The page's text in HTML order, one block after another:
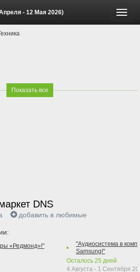
- 12 Мая 2026)
Показать все
DNS
добавить в любимые
«Редмонд»!"
"Аудиосистема в
Samsung!"
Осталось 25 дней
4 Августа - 1 Сентября